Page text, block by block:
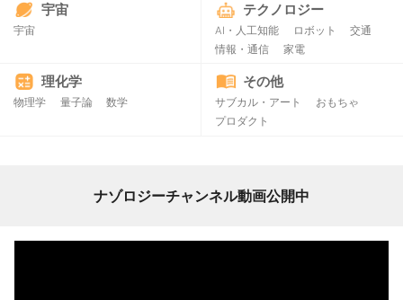
宇宙
宇宙
テクノロジー
AI・人工知能 ロボット
交通
情報・通信
家電
理化学
物理学 量子論 数学
その他
サブカル・アート
おもちゃ
プロダクト
ナゾロジーチャンネル動画公開中